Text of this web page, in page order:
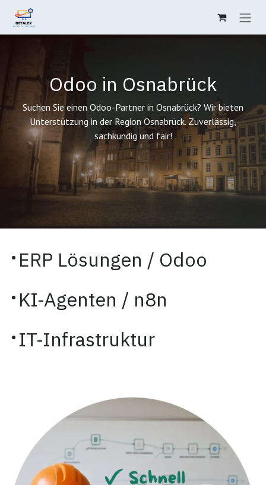
Zum Inhalt springen
Odoo in Osnabrück
Suchen Sie einen Odoo-Partner in Osnabrück? Wir bieten
Unterstützung in der Region Osnabrück. Zuverlässig,
sachkundig und fair!
·ERP Lösungen / Odoo
·KI-Agenten / n8n
·IT-Infrastruktur